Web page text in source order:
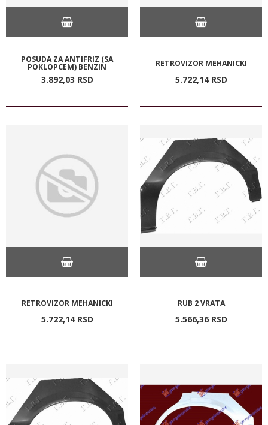
POSUDA ZA ANTIFRIZ (SA
POKLOPCEM) BENZIN
3.892,03 RSD
RETROVIZOR MEHANICKI
5.722,14 RSD
RETROVIZOR MEHANICKI
5.722,14 RSD
RUB 2 VRATA
5.566,36 RSD